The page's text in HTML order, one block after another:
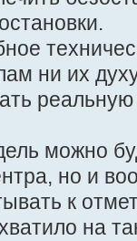
ни их
можно
но и
к
на